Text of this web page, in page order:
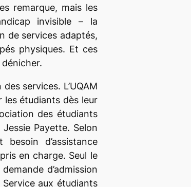
remarque, mais les
invisible – la
de services adaptés,
physiques. Et ces
services. L’UQAM
les étudiants dès leur
des étudiants
Jessie Payette. Selon
besoin d’assistance
en charge. Seul le
d’admission
aux étudiants